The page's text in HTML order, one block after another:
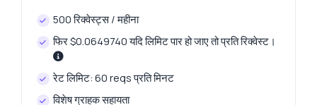
500 रिक्वेस्ट्स / महीना
फिर $0.0649740 यदि लिमिट पार हो जाए तो प्रति रिक्वेस्ट।
रेट लिमिट: 60 reqs प्रति मिनट
विशेष ग्राहक सहायता